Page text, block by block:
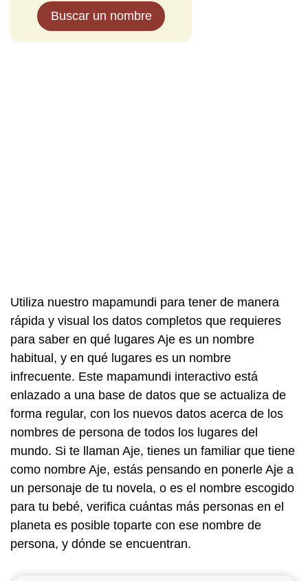
Buscar un nombre
Utiliza nuestro mapamundi para tener de manera
rápida y visual los datos completos que requieres
para saber en qué lugares Aje es un nombre
habitual, y en qué lugares es un nombre
infrecuente. Este mapamundi interactivo está
enlazado a una base de datos que se actualiza de
forma regular, con los nuevos datos acerca de los
nombres de persona de todos los lugares del
mundo. Si te llaman Aje, tienes un familiar que tiene
como nombre Aje, estás pensando en ponerle Aje a
un personaje de tu novela, o es el nombre escogido
para tu bebé, verifica cuántas más personas en el
planeta es posible toparte con ese nombre de
persona, y dónde se encuentran.